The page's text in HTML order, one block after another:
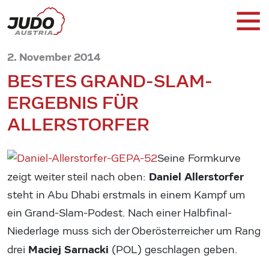
2. November 2014
BESTES GRAND-SLAM-
ERGEBNIS FÜR
ALLERSTORFER
Seine Formkurve
zeigt weiter steil nach oben: Daniel Allerstorfer
steht in Abu Dhabi erstmals in einem Kampf um
ein Grand-Slam-Podest. Nach einer Halbfinal-
Niederlage muss sich der Oberösterreicher um Rang
drei Maciej Sarnacki (POL) geschlagen geben.